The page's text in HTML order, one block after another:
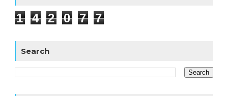
1 4 2 0 7 7
Search